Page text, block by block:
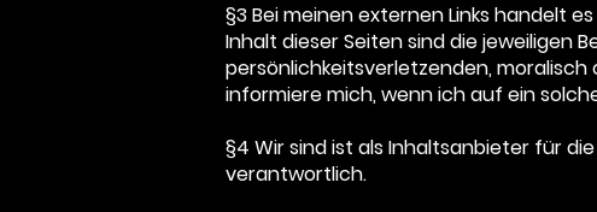
§3 Bei meinen externen Links handelt
Inhalt dieser Seiten sind die jeweiligen
persönlichkeitsverletzenden,
informiere mich, wenn ich auf ein
§4 Wir sind ist als Inhaltsanbieter für
verantwortlich.